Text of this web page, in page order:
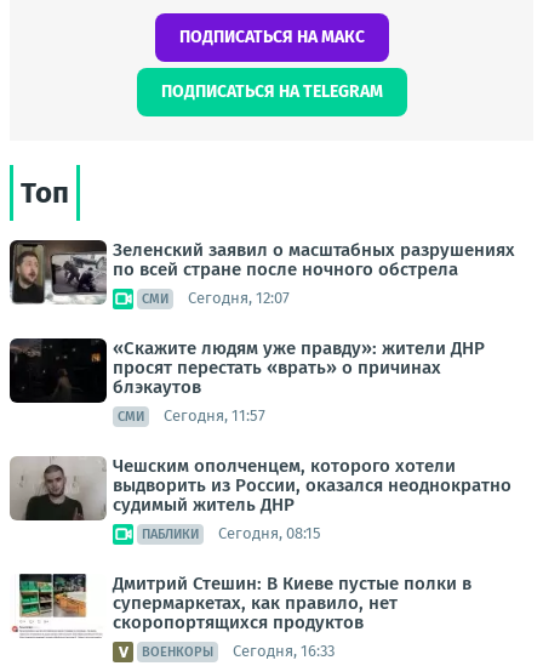
ПОДПИСАТЬСЯ НА МАКС
ПОДПИСАТЬСЯ НА TELEGRAM
Топ
Зеленский заявил о масштабных разрушениях
по всей стране после ночного обстрела
СМИ Сегодня, 12:07
«Скажите людям уже правду»: жители ДНР
просят перестать «врать» о причинах
блэкаутов
СМИ Сегодня, 11:57
Чешским ополченцем, которого хотели
выдворить из России, оказался неоднократно
судимый житель ДНР
ПАБЛИКИ Сегодня, 08:15
Дмитрий Стешин: В Киеве пустые полки в
супермаркетах, как правило, нет
скоропортящихся продуктов
ВОЕНКОРЫ Сегодня, 16:33